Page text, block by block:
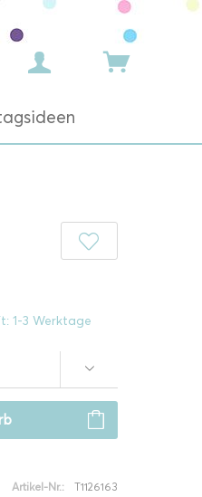
1-3 Werktage
Artikel-Nr.:
T1126163